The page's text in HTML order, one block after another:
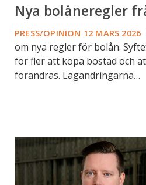
Nya bolåneregler
PRESS/OPINION 12 MARS 2026
om nya regler för bolån.
för fler att köpa bostad och
förändras. Lagändringarna…
regler
gällande
ränteavdrag